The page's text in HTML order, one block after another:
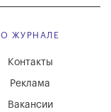
О ЖУРНАЛЕ
Вакансии
Реклама
Контакты